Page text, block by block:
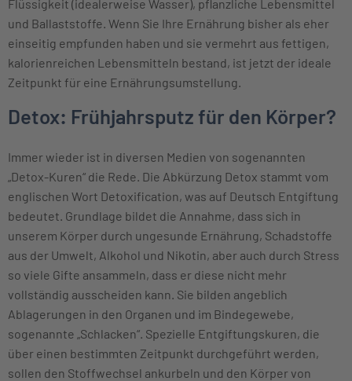
Flüssigkeit (idealerweise Wasser), pflanzliche Lebensmittel
und Ballaststoffe. Wenn Sie Ihre Ernährung bisher als eher
einseitig empfunden haben und sie vermehrt aus fettigen,
kalorienreichen Lebensmitteln bestand, ist jetzt der ideale
Zeitpunkt für eine Ernährungsumstellung.
Detox: Frühjahrsputz für den Körper?
Immer wieder ist in diversen Medien von sogenannten
„Detox-Kuren“ die Rede. Die Abkürzung Detox stammt vom
englischen Wort Detoxification, was auf Deutsch Entgiftung
bedeutet. Grundlage bildet die Annahme, dass sich in
unserem Körper durch ungesunde Ernährung, Schadstoffe
aus der Umwelt, Alkohol und Nikotin, aber auch durch Stress
so viele Gifte ansammeln, dass er diese nicht mehr
vollständig ausscheiden kann. Sie bilden angeblich
Ablagerungen in den Organen und im Bindegewebe,
sogenannte „Schlacken“. Spezielle Entgiftungskuren, die
über einen bestimmten Zeitpunkt durchgeführt werden,
sollen den Stoffwechsel ankurbeln und den Körper von